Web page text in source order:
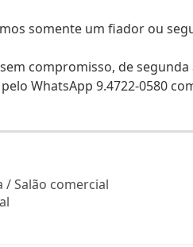
somente um fiador ou
compromisso, de
WhatsApp 9.4722-0580
/ Salão comercial